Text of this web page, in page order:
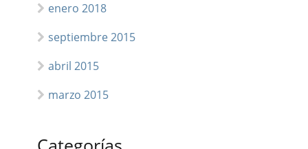
enero 2018
septiembre 2015
abril 2015
marzo 2015